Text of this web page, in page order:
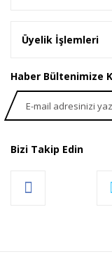
Üyelik İşlemleri
Haber Bültenimize
Bizi Takip Edin